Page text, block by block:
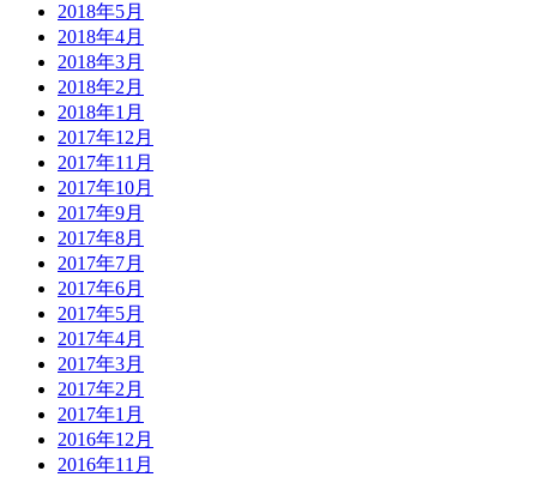
2018年5月
2018年4月
2018年3月
2018年2月
2018年1月
2017年12月
2017年11月
2017年10月
2017年9月
2017年8月
2017年7月
2017年6月
2017年5月
2017年4月
2017年3月
2017年2月
2017年1月
2016年12月
2016年11月